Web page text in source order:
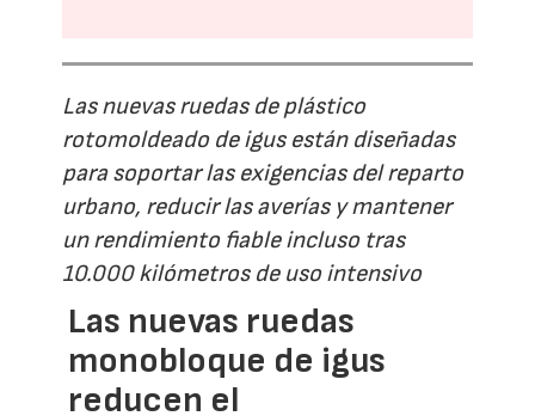
Las nuevas ruedas de plástico
rotomoldeado de igus están diseñadas
para soportar las exigencias del reparto
urbano, reducir las averías y mantener
un rendimiento fiable incluso tras
10.000 kilómetros de uso intensivo
Las nuevas ruedas
monobloque de igus
reducen el